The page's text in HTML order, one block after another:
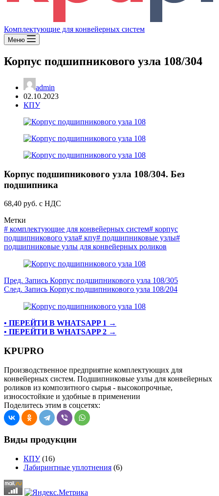
Комплектующие для конвейерных систем
Меню
Корпус подшипникового узла 108/304
admin
02.10.2023
КПУ
Корпус подшипникового узла 108/304. Без
подшипника
68,40 руб. с НДС
Метки
# комплектующие для конвейерных систем# корпус
подшипникового узла# кпу# подшипниковые узлы#
подшипниковые узлы для конвейерных роликов
Пред. Запись Корпус подшипникового узла 108/305
След. Запись Корпус подшипникового узла 108/204
• ПЕРЕЙТИ В WHATSAPP 1 →
• ПЕРЕЙТИ В WHATSAPP 2 →
KPUPRO
Производственное предприятие комплектующих для
конвейерных систем. Подшипниковые узлы для конвейерных
роликов из композитного сырья - высокопрочные,
износостойкие и удобные в применении
Поделитесь этим в соцсетях:
Виды продукции
КПУ(16)
Лабиринтные уплотнения (6)